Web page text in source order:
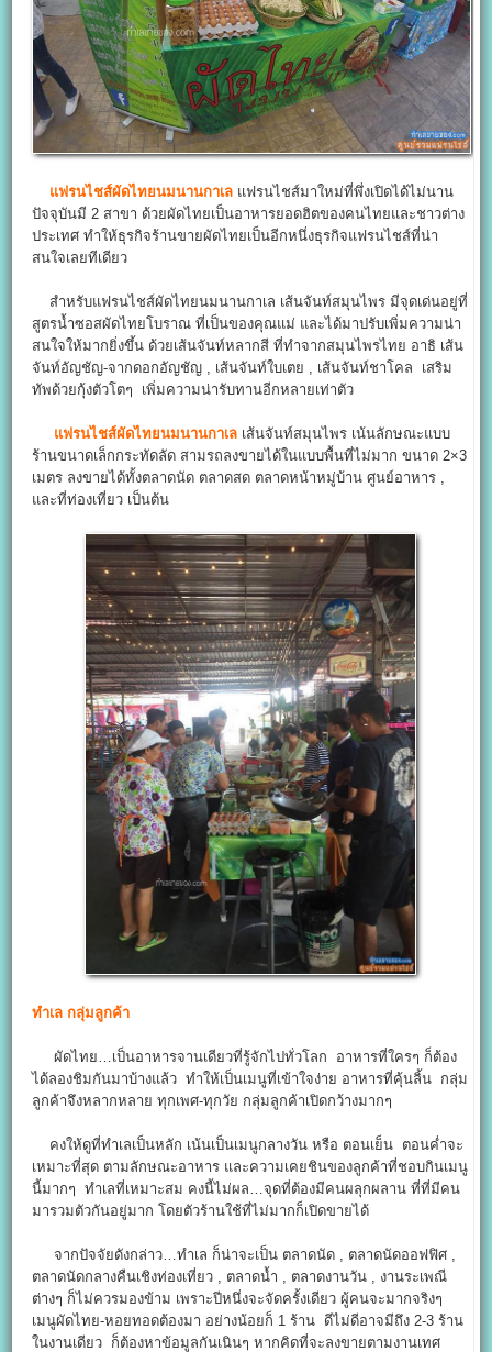
แฟรนไชส์ผัดไทยนมนานกาเล แฟรนไชส์มาใหม่ที่พึ่งเปิดได้ไม่นาน
ปัจจุบันมี 2 สาขา ด้วยผัดไทยเป็นอาหารยอดฮิตของคนไทยและชาวต่าง
ประเทศ ทำให้ธุรกิจร้านขายผัดไทยเป็นอีกหนึ่งธุรกิจแฟรนไชส์ที่น่า
สนใจเลยทีเดียว
สำหรับแฟรนไชส์ผัดไทยนมนานกาเล เส้นจันท์สมุนไพร มีจุดเด่นอยู่ที่
สูตรน้ำซอสผัดไทยโบราณ ที่เป็นของคุณแม่ และได้มาปรับเพิ่มความน่า
สนใจให้มากยิ่งขึ้น ด้วยเส้นจันท์หลากสี ที่ทำจากสมุนไพรไทย อาธิ เส้น
จันท์อัญชัญ-จากดอกอัญชัญ , เส้นจันท์ใบเตย , เส้นจันท์ชาโคล เสริม
ทัพด้วยกุ้งตัวโตๆ เพิ่มความน่ารับทานอีกหลายเท่าตัว
แฟรนไชส์ผัดไทยนมนานกาเล เส้นจันท์สมุนไพร เน้นลักษณะแบบ
ร้านขนาดเล็กกระทัดลัด สามรถลงขายได้ในแบบพื้นที่ไม่มาก ขนาด 2×3
เมตร ลงขายได้ทั้งตลาดนัด ตลาดสด ตลาดหน้าหมู่บ้าน ศูนย์อาหาร ,
และที่ท่องเที่ยว เป็นต้น
ทำเล กลุ่มลูกค้า
ผัดไทย…เป็นอาหารจานเดียวที่รู้จักไปทั่วโลก อาหารที่ใครๆ ก็ต้อง
ได้ลองชิมกันมาบ้างแล้ว ทำให้เป็นเมนูที่เข้าใจง่าย อาหารที่คุ้นลิ้น กลุ่ม
ลูกค้าจึงหลากหลาย ทุกเพศ-ทุกวัย กลุ่มลูกค้าเปิดกว้างมากๆ
คงให้ดูที่ทำเลเป็นหลัก เน้นเป็นเมนูกลางวัน หรือ ตอนเย็น ตอนค่ำจะ
เหมาะที่สุด ตามลักษณะอาหาร และความเคยชินของลูกค้าที่ชอบกินเมนู
นี้มากๆ ทำเลที่เหมาะสม คงนี้ไม่ผล…จุดที่ต้องมีคนผลุกผลาน ที่ที่มีคน
มารวมตัวกันอยู่มาก โดยตัวร้านใช้ที่ไม่มากก็เปิดขายได้
จากปัจจัยดังกล่าว…ทำเล ก็น่าจะเป็น ตลาดนัด , ตลาดนัดออฟฟิศ ,
ตลาดนัดกลางคืนเชิงท่องเที่ยว , ตลาดน้ำ , ตลาดงานวัน , งานระเพณี
ต่างๆ ก็ไม่ควรมองข้าม เพราะปีหนึ่งจะจัดครั้งเดียว ผู้คนจะมากจริงๆ
เมนูผัดไทย-หอยทอดต้องมา อย่างน้อยก็ 1 ร้าน ดีไม่ดีอาจมีถึง 2-3 ร้าน
ในงานเดียว ก็ต้องหาข้อมูลกันเนินๆ หากคิดที่จะลงขายตามงานเทศ